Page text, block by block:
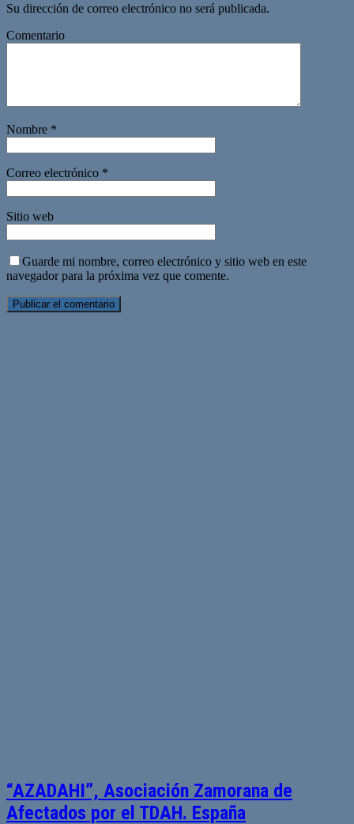
Su dirección de correo electrónico no será publicada.
Comentario
Nombre *
Correo electrónico *
Sitio web
Guarde mi nombre, correo electrónico y sitio web en este
navegador para la próxima vez que comente.
“AZADAHI”, Asociación Zamorana de
Afectados por el TDAH. España